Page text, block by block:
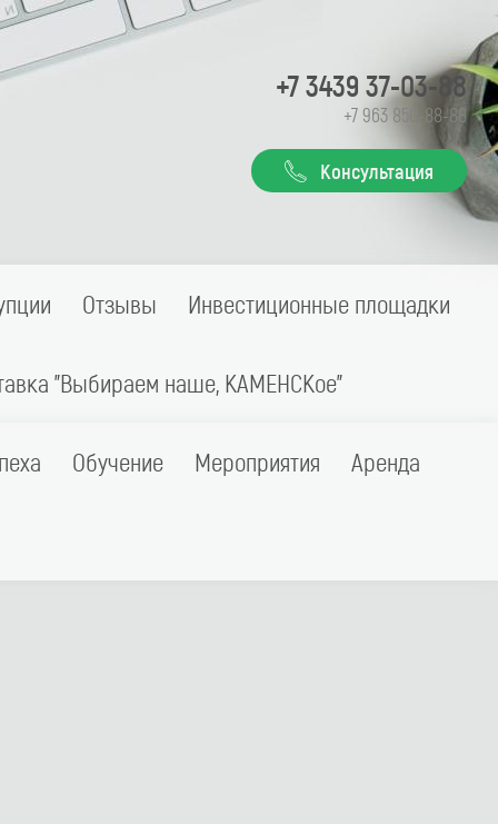
+7 3439 37-03-88
+7 963 850-88-88
Консультация
Отзывы Инвестиционные площадки
"Выбираем наше, КАМЕНСКое"
Обучение Мероприятия Аренда